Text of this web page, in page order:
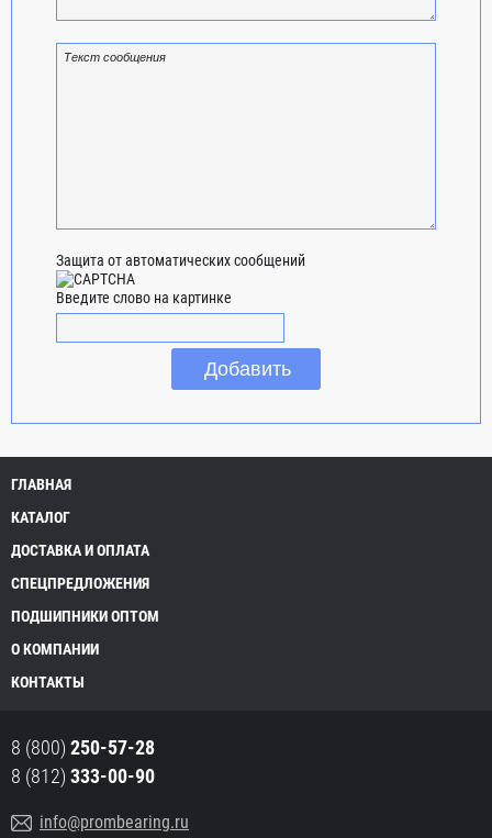
Защита от автоматических сообщений
Введите слово на картинке
ГЛАВНАЯ
КАТАЛОГ
ДОСТАВКА И ОПЛАТА
СПЕЦПРЕДЛОЖЕНИЯ
ПОДШИПНИКИ ОПТОМ
О КОМПАНИИ
КОНТАКТЫ
8 (800) 250-57-28
8 (812) 333-00-90
info@prombearing.ru